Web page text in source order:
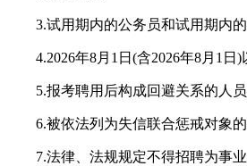
3.试用期内的公务员和试用期内的
4.2026年8月1日(含2026年8月1日)
5.报考聘用后构成回避关系的人
6.被依法列为失信联合惩戒对象的
7.法律、法规规定不得招聘为事业